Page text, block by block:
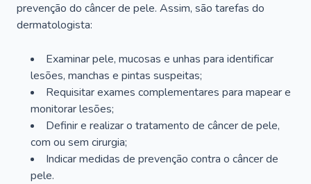
prevenção do câncer de pele. Assim, são tarefas do
dermatologista:
Examinar pele, mucosas e unhas para identificar
lesões, manchas e pintas suspeitas;
Requisitar exames complementares para mapear e
monitorar lesões;
Definir e realizar o tratamento de câncer de pele,
com ou sem cirurgia;
Indicar medidas de prevenção contra o câncer de
pele.